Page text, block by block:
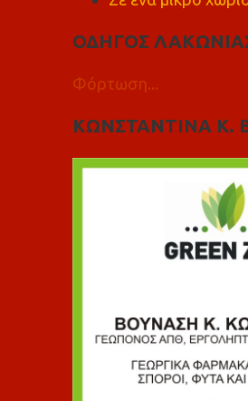
ΟΔΗΓΟΣ
Φόρτωση...
ΚΩΝΣΤΑΝΤΙΝΑ Κ.